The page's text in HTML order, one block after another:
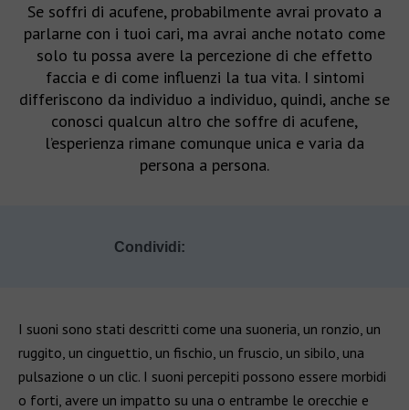
Se soffri di acufene, probabilmente avrai provato a
parlarne con i tuoi cari, ma avrai anche notato come
solo tu possa avere la percezione di che effetto
faccia e di come influenzi la tua vita. I sintomi
differiscono da individuo a individuo, quindi, anche se
conosci qualcun altro che soffre di acufene,
l’esperienza rimane comunque unica e varia da
persona a persona.
Condividi:
I suoni sono stati descritti come una suoneria, un ronzio, un
ruggito, un cinguettio, un fischio, un fruscio, un sibilo, una
pulsazione o un clic. I suoni percepiti possono essere morbidi
o forti, avere un impatto su una o entrambe le orecchie e